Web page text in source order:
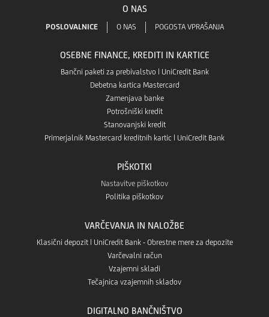
Google
Play
v
App
store
v
Aplikaciji
App
O NAS
POSLOVALNICE O NAS POGOSTA VPRAŠANJA
OSEBNE FINANCE, KREDITI IN KARTICE
Bančni paketi za prebivalstvo | UniCredit Bank
Debetna kartica Mastercard
Zamenjava banke
Potrošniški kredit
Stanovanjski kredit
Primerjalnik Mastercard kreditnih kartic | UniCredit Bank
PIŠKOTKI
Nastavitve piškotkov
Politika piškotkov
VARČEVANJA IN NALOŽBE
Klasični depozit | UniCredit Bank - Obrestne mere za depozite
Varčevalni račun
Vzajemni skladi
Tečajnica vzajemnih skladov
DIGITALNO BANČNIŠTVO